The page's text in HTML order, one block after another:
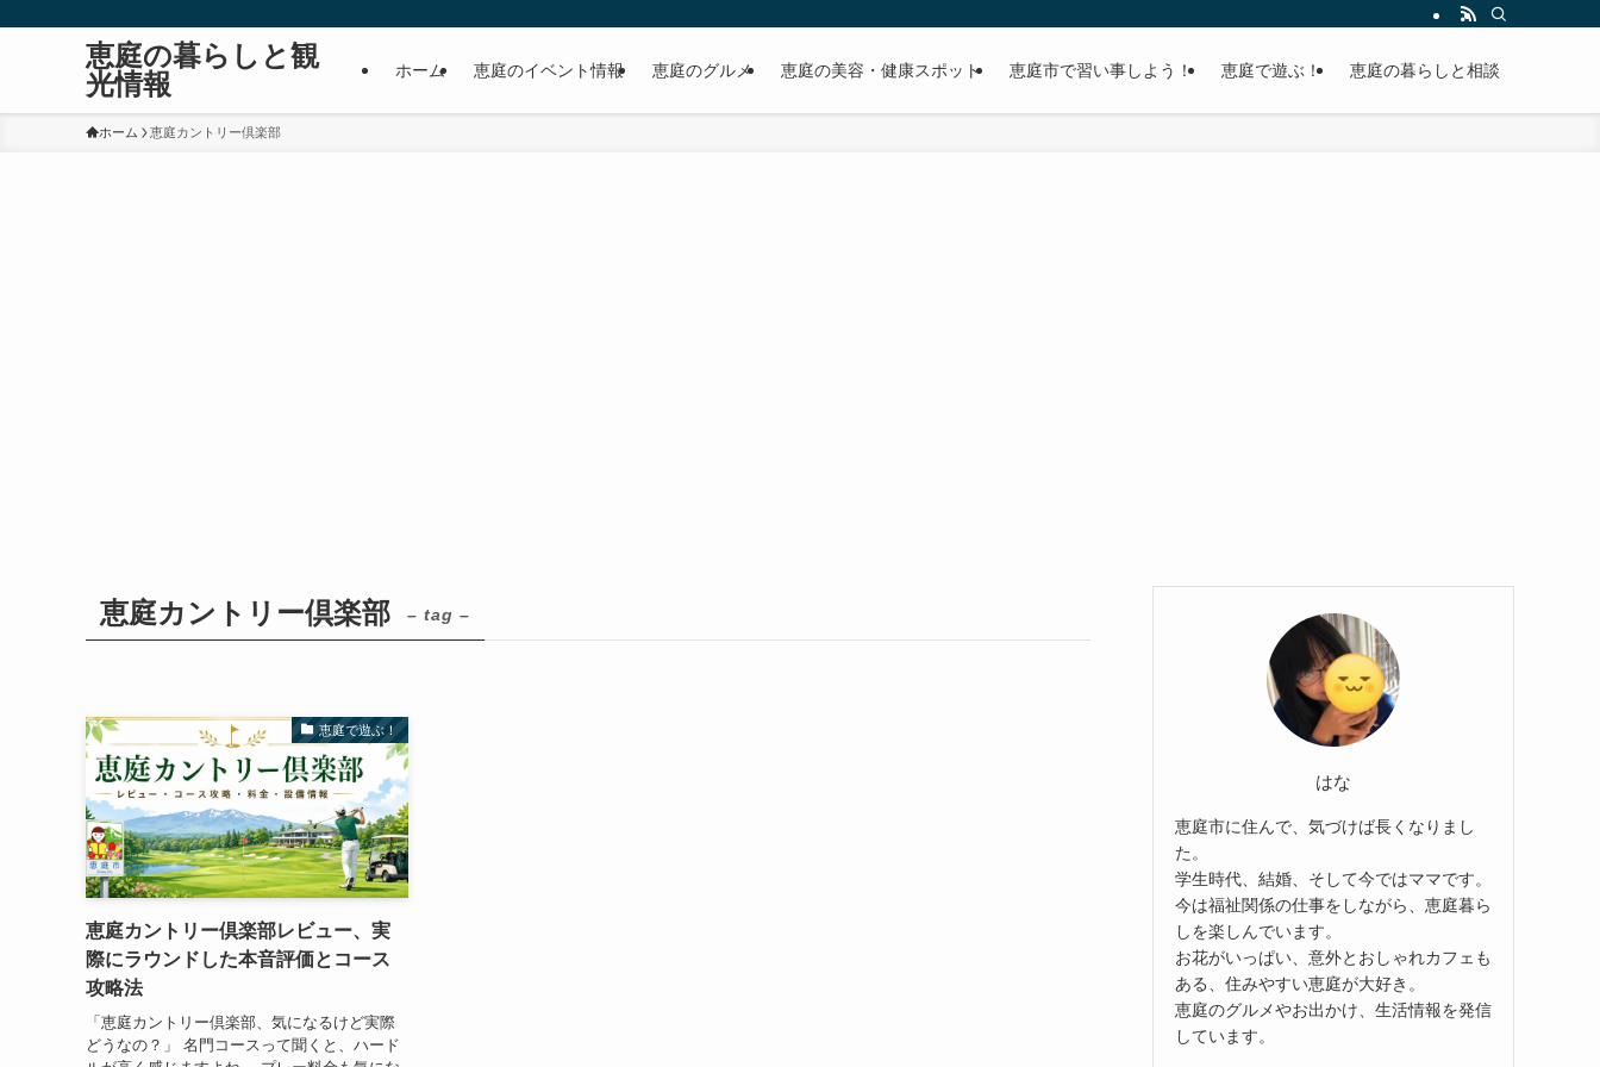
恵庭の暮らしと観
光情報
ホーム 恵庭のイベント情報 恵庭のグルメ 恵庭の美容・健康スポット 恵庭市で習い事しよう！ 恵庭で遊ぶ！ 恵庭の暮らしと相談
ホーム 恵庭カントリー倶楽部
恵庭カントリー倶楽部 – tag –
恵庭で遊ぶ！
恵庭カントリー倶楽部レビュー、実
際にラウンドした本音評価とコース
攻略法
「恵庭カントリー倶楽部、気になるけど実際
どうなの？」 名門コースって聞くと、ハード
はな
恵庭市に住んで、気づけば長くなりまし
た。
学生時代、結婚、そして今ではママです。
今は福祉関係の仕事をしながら、恵庭暮ら
しを楽しんでいます。
お花がいっぱい、意外とおしゃれカフェも
ある、住みやすい恵庭が大好き。
恵庭のグルメやお出かけ、生活情報を発信
しています。